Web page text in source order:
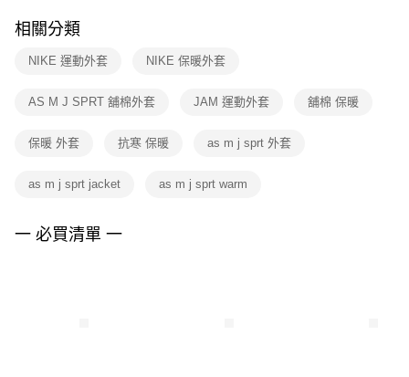
※ 交易是否成功請以「AFTEE先享後付 」之結帳頁面顯示為準，若有關於
是否繳費成功／繳費後需取消欲退款等相關疑問，請聯繫「AFTEE先享後付
客戶支援中心」https://netprotections.freshdesk.com/support/home
１．透過由恩沛科技股份有限公司提供之「AFTEE先享後付」服務完成之交
權轉讓予恩沛科技股份有限公司。
３．未成年的使用者請事先徵得法定代理人或監護人之同意方可使用
４．使用「AFTEE先享後付」時，將依據個別帳號之用戶狀況，依本公司即
相關分類
NIKE 運動外套 NIKE 保暖外套
AS M J SPRT 舖棉外套 JAM 運動外套 舖棉 保暖
保暖 外套 抗寒 保暖 as m j sprt 外套
as m j sprt jacket as m j sprt warm
一 必買清單 一